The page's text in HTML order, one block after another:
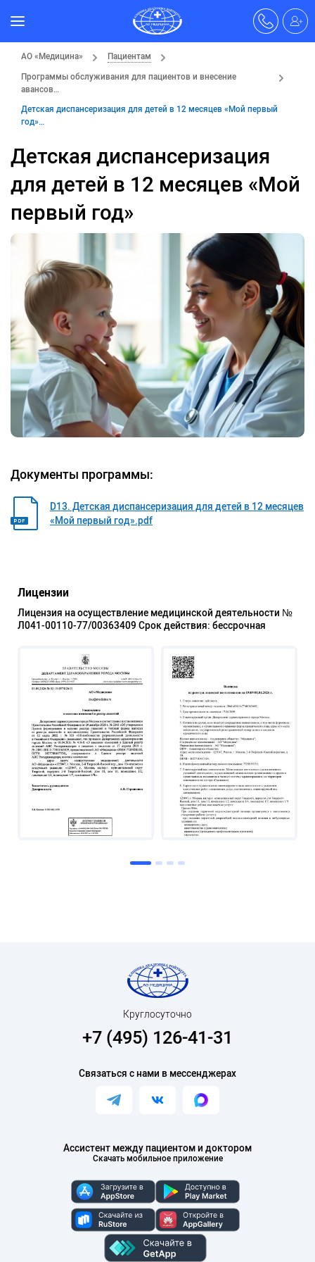
АО «Медицина»
Пациентам
Программы обслуживания для пациентов и внесение
авансов…
Детская диспансеризация для детей в 12 месяцев «Мой первый
год»…
Детская диспансеризация
для детей в 12 месяцев «Мой
первый год»
Документы программы:
D13. Детская диспансеризация для детей в 12 месяцев
«Мой первый год».pdf
Лицензии
Лицензия на осуществление медицинской деятельности №
Л041-00110-77/00363409 Срок действия: бессрочная
Ассистент между пациентом и доктором
Скачать мобильное приложение
Круглосуточно
+7 (495) 126-41-31
Связаться с нами в мессенджерах